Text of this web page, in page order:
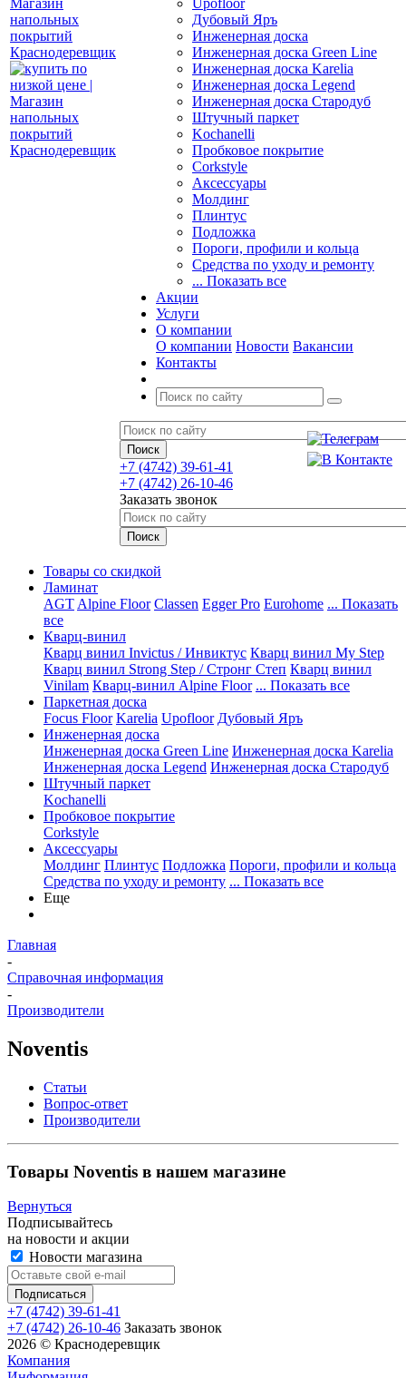
Upofloor
Дубовый Яръ
Инженерная доска
Инженерная доска Green Line
Инженерная доска Karelia
Инженерная доска Legend
Инженерная доска Стародуб
Штучный паркет
Kochanelli
Пробковое покрытие
Corkstyle
Аксессуары
Молдинг
Плинтус
Подложка
Пороги, профили и кольца
Средства по уходу и ремонту
... Показать все
Акции
Услуги
О компании
О компании Новости Вакансии
Контакты
+7 (4742) 39-61-41
+7 (4742) 26-10-46
Заказать звонок
Товары со скидкой
Ламинат
AGT Alpine Floor Classen Egger Pro Eurohome ... Показать
все
Кварц-винил
Кварц винил Invictus / Инвиктус Кварц винил My Step
Кварц винил Strong Step / Стронг Степ Кварц винил
Vinilam Кварц-винил Alpine Floor ... Показать все
Паркетная доска
Focus Floor Karelia Upofloor Дубовый Яръ
Инженерная доска
Инженерная доска Green Line Инженерная доска Karelia
Инженерная доска Legend Инженерная доска Стародуб
Штучный паркет
Kochanelli
Пробковое покрытие
Corkstyle
Аксессуары
Молдинг Плинтус Подложка Пороги, профили и кольца
Средства по уходу и ремонту ... Показать все
Еще
Главная
-
Справочная информация
-
Производители
Noventis
Статьи
Вопрос-ответ
Производители
Товары Noventis в нашем магазине
Вернуться
Подписывайтесь
на новости и акции
Новости магазина
+7 (4742) 39-61-41
+7 (4742) 26-10-46 Заказать звонок
2026 © Краснодеревщик
Компания